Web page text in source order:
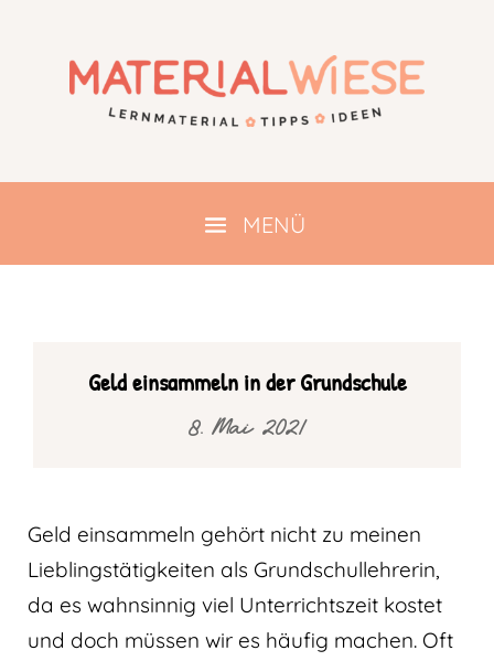
Geld einsammeln in der Grundschule
8. Mai 2021
Geld einsammeln gehört nicht zu meinen
Lieblingstätigkeiten als Grundschullehrerin,
da es wahnsinnig viel Unterrichtszeit kostet
und doch müssen wir es häufig machen. Oft